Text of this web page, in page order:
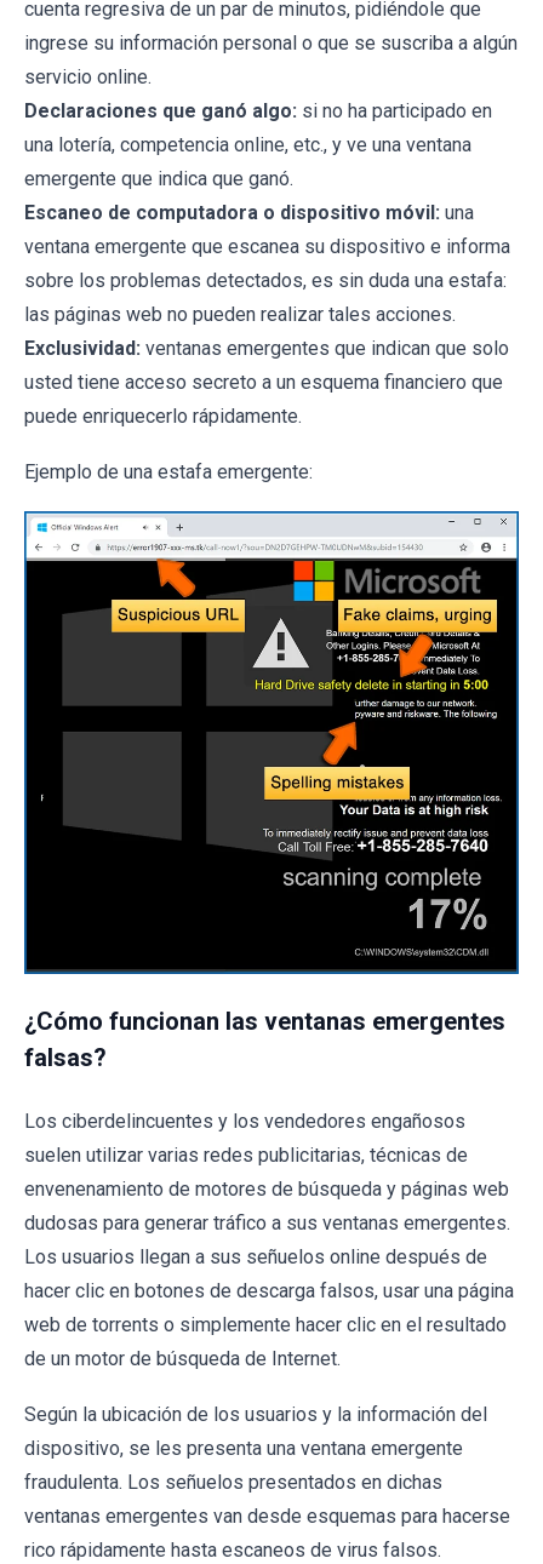
cuenta regresiva de un par de minutos, pidiéndole que
ingrese su información personal o que se suscriba a algún
servicio online.
Declaraciones que ganó algo: si no ha participado en
una lotería, competencia online, etc., y ve una ventana
emergente que indica que ganó.
Escaneo de computadora o dispositivo móvil: una
ventana emergente que escanea su dispositivo e informa
sobre los problemas detectados, es sin duda una estafa:
las páginas web no pueden realizar tales acciones.
Exclusividad: ventanas emergentes que indican que solo
usted tiene acceso secreto a un esquema financiero que
puede enriquecerlo rápidamente.
Ejemplo de una estafa emergente:
¿Cómo funcionan las ventanas emergentes
falsas?
Los ciberdelincuentes y los vendedores engañosos
suelen utilizar varias redes publicitarias, técnicas de
envenenamiento de motores de búsqueda y páginas web
dudosas para generar tráfico a sus ventanas emergentes.
Los usuarios llegan a sus señuelos online después de
hacer clic en botones de descarga falsos, usar una página
web de torrents o simplemente hacer clic en el resultado
de un motor de búsqueda de Internet.
Según la ubicación de los usuarios y la información del
dispositivo, se les presenta una ventana emergente
fraudulenta. Los señuelos presentados en dichas
ventanas emergentes van desde esquemas para hacerse
rico rápidamente hasta escaneos de virus falsos.